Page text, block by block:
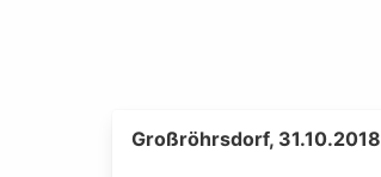
Großröhrsdorf, 31.10.2018